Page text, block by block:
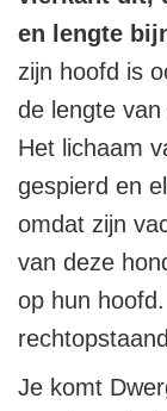
en lengte
zijn hoofd is
de lengte
Het lichaam
gespierd en
omdat zijn
van deze
op hun
Je komt